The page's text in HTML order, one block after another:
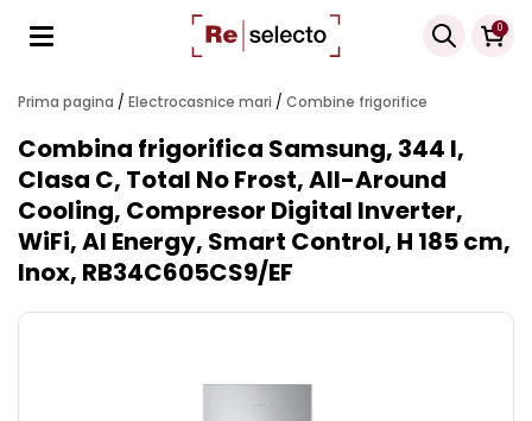
0
Products
search
Prima pagina / Electrocasnice mari / Combine frigorifice
Combina frigorifica Samsung, 344 l,
Clasa C, Total No Frost, All-Around
Cooling, Compresor Digital Inverter,
WiFi, AI Energy, Smart Control, H 185 cm,
Inox, RB34C605CS9/EF